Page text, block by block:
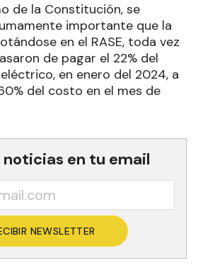
de la Constitución, se
importante que la
en el RASE, toda vez
de pagar el 22% del
en enero del 2024, a
del costo en el mes de
noticias en tu email
NEWSLETTER